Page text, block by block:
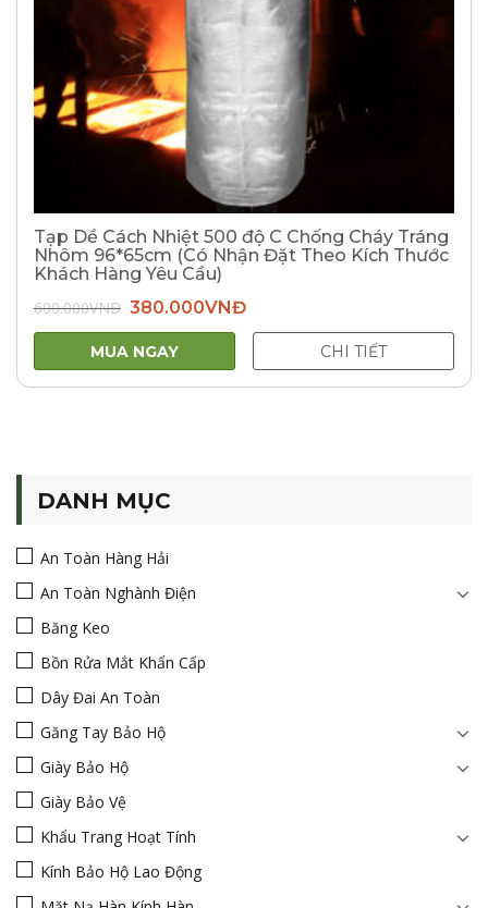
Tạp Dề Cách Nhiệt 500 độ C Chống Cháy Tráng
Nhôm 96*65cm (Có Nhận Đặt Theo Kích Thước
Khách Hàng Yêu Cầu)
600.000VNĐ Giá
gốc
là:
600.000VNĐ.
380.000VNĐGiá
tại
380.000VNĐ.
MUA NGAY CHI TIẾT
DANH MỤC
An Toàn Hàng Hải
An Toàn Nghành Điện
Băng Keo
Bồn Rửa Mắt Khẩn Cấp
Dây Đai An Toàn
Găng Tay Bảo Hộ
Giày Bảo Hộ
Giày Bảo Vệ
Khẩu Trang Hoạt Tính
Kính Bảo Hộ Lao Động